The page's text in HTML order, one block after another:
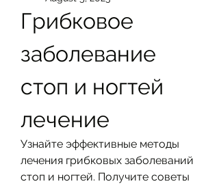
Грибковое
заболевание
стоп и ногтей
лечение
Узнайте эффективные методы
лечения грибковых заболеваний
стоп и ногтей. Получите советы